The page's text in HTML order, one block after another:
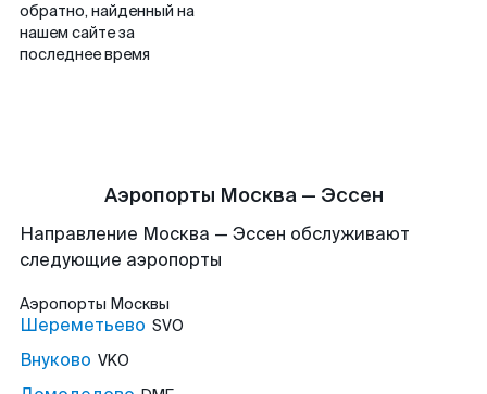
обратно, найденный на
нашем сайте за
последнее время
Аэропорты Москва — Эссен
Направление Москва — Эссен обслуживают
следующие аэропорты
Аэропорты Москвы
Шереметьево SVO
Внуково VKO